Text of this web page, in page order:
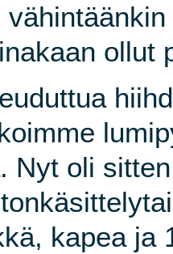
ollut
Nyt oli
kapea ja